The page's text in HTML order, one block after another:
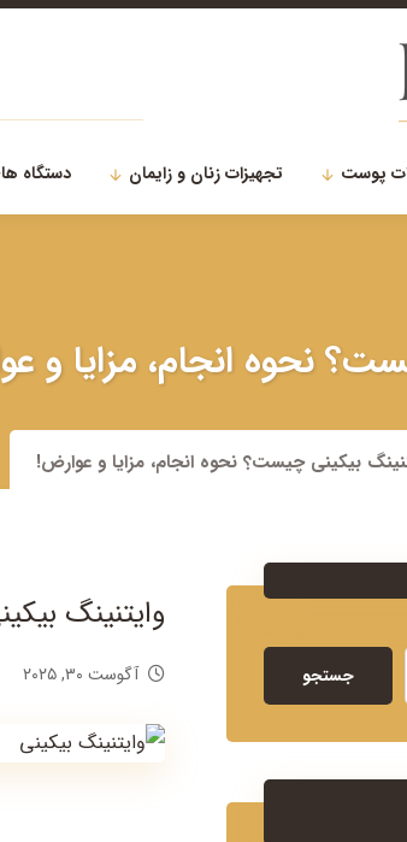
پوست تجهیزات زنان و زایمان دستگاه
نحوه انجام، مزایا و
بیکینی چیست؟ نحوه انجام، مزایا و عوارض!
وایتنینگ
آگوست ۳۰, ۲۰۲۵ جستجو